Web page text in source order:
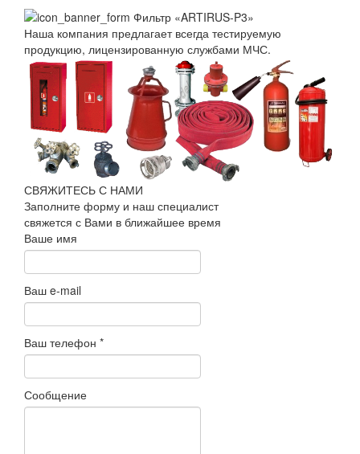
Наша компания предлагает всегда тестируемую
продукцию, лицензированную службами МЧС.
СВЯЖИТЕСЬ С НАМИ
Заполните форму и наш специалист
свяжется с Вами в ближайшее время
Ваше имя
Ваш e-mail
Ваш телефон *
Сообщение